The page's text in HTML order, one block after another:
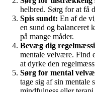
helbred. Sørg for at få
Spis sundt: En af de
en sund og balanceret
på mange måder.
Bevæg dig
mentale velvære. Find
at dyrke den
Sørg for mental
tage sig af sin mentale